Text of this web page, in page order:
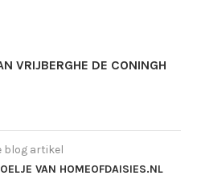
VRIJBERGHE DE CONINGH
blog artikel
VAN HOMEOFDAISIES.NL